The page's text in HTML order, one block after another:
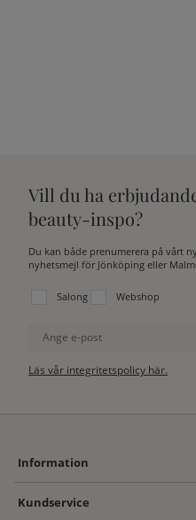
Vill du ha
beauty-inspo?
Du kan både prenumerera på vårt
nyhetsmejl för Jönköping eller
Välj vilken lista du vill prenumerera
Salong Webshop
Ange e-post
Läs vår integritetspolicy här.
Information
Kundservice